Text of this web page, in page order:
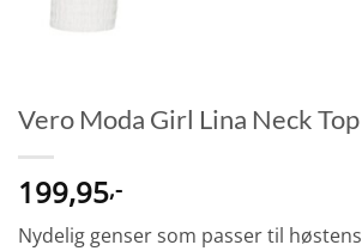
Vero Moda Girl Lina Neck
199,95,-
Nydelig genser som passer til